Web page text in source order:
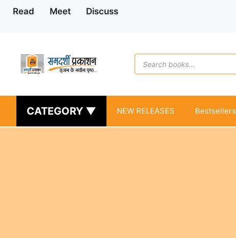
Skip
Read Meet Discuss
Products
search
CATEGORY ▼ NEW RELEASES Bestsellers